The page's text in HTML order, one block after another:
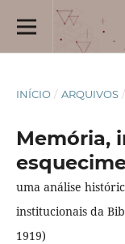
INÍCIO / ARQUIVOS /
Memória,
uma análise
institucionais da
1919)